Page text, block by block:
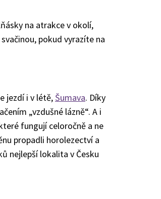
na atrakce v okolí,
pokud vyrazíte na
jezdí i v létě, Šumava. Díky
„vzdušné lázně“. A i
fungují celoročně a ne
propadli horolezectví a
nejlepší lokalita v Česku